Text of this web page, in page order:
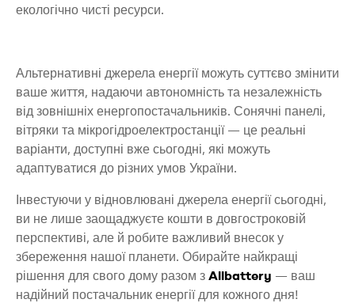
екологічно чисті ресурси.
Альтернативні джерела енергії можуть суттєво змінити
ваше життя, надаючи автономність та незалежність
від зовнішніх енергопостачальників. Сонячні панелі,
вітряки та мікрогідроелектростанції — це реальні
варіанти, доступні вже сьогодні, які можуть
адаптуватися до різних умов України.
Інвестуючи у відновлювані джерела енергії сьогодні,
ви не лише заощаджуєте кошти в довгостроковій
перспективі, але й робите важливий внесок у
збереження нашої планети. Обирайте найкращі
рішення для свого дому разом з Allbattery — ваш
надійний постачальник енергії для кожного дня!